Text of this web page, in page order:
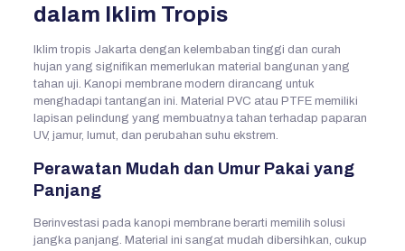
dalam Iklim Tropis
Iklim tropis Jakarta dengan kelembaban tinggi dan curah
hujan yang signifikan memerlukan material bangunan yang
tahan uji. Kanopi membrane modern dirancang untuk
menghadapi tantangan ini. Material PVC atau PTFE memiliki
lapisan pelindung yang membuatnya tahan terhadap paparan
UV, jamur, lumut, dan perubahan suhu ekstrem.
Perawatan Mudah dan Umur Pakai yang
Panjang
Berinvestasi pada kanopi membrane berarti memilih solusi
jangka panjang. Material ini sangat mudah dibersihkan, cukup